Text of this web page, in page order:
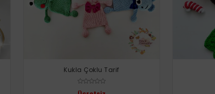
Kukla Çoklu Tarif